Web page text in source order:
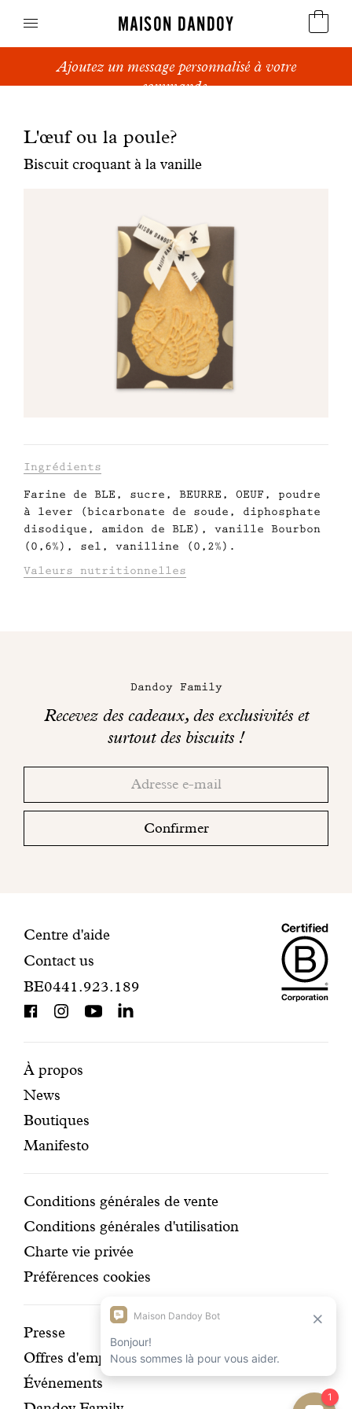
MAISON DANDOY
Speculoos
Pains sucrés
Friandises
Gaufres
Cadeaux d'affaires
Engagé avec bon sens
Boutiques
Mon compte
Ajoutez un message personnalisé à votre
commande.
L'œuf ou la poule?
Biscuit croquant à la vanille
Informations
relatives
au
produit
Ingrédients
Farine de BLE, sucre, BEURRE, OEUF, poudre
à lever (bicarbonate de soude, diphosphate
disodique, amidon de BLE), vanille Bourbon
(0,6%), sel, vanilline (0,2%).
Valeurs nutritionnelles
SEL: 0,3
également
Dandoy Family
Recevez des cadeaux, des exclusivités et
surtout des biscuits !
boite
Confirmer
Informations
de
contact
Centre d'aide
Contact us
BE0441.923.189
Pages
mises
en
avant
Navigation
secondaire
À propos
News
Boutiques
Manifesto
Conditions
Conditions générales de vente
Conditions générales d'utilisation
Charte vie privée
Préférences cookies
Découvrir
notre
histoire
Presse
Offres d'emplois
Événements
is